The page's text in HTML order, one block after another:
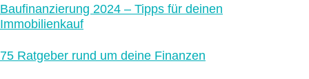
Baufinanzierung 2024 – Tipps für deinen
Immobilienkauf
75 Ratgeber rund um deine Finanzen